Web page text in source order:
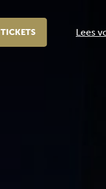
Lees
TICKETS